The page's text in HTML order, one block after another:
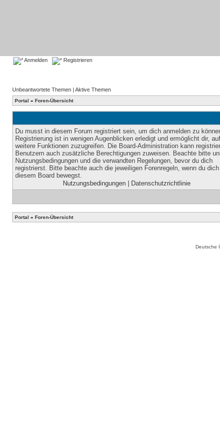
Anmelden Registrieren
Unbeantwortete Themen | Aktive Themen
Portal » Foren-Übersicht
Du musst in diesem Forum registriert sein, um dich anmelden zu
Registrierung ist in wenigen Augenblicken erledigt und ermöglicht dir, auf
weitere Funktionen zuzugreifen. Die Board-Administration kann
Benutzern auch zusätzliche Berechtigungen zuweisen. Beachte bitte
Nutzungsbedingungen und die verwandten Regelungen, bevor du dich
registrierst. Bitte beachte auch die jeweiligen Forenregeln, wenn du
diesem Board bewegst.
Nutzungsbedingungen| Datenschutzrichtlinie
Portal » Foren-Übersicht
Deutsche